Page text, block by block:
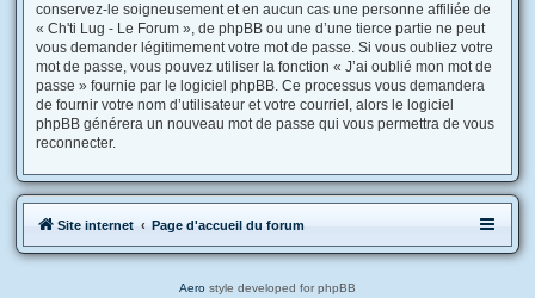
conservez-le soigneusement et en aucun cas une personne affiliée de
« Ch'ti Lug - Le Forum », de phpBB ou une d’une tierce partie ne peut
vous demander légitimement votre mot de passe. Si vous oubliez votre
mot de passe, vous pouvez utiliser la fonction « J’ai oublié mon mot de
passe » fournie par le logiciel phpBB. Ce processus vous demandera
de fournir votre nom d’utilisateur et votre courriel, alors le logiciel
phpBB générera un nouveau mot de passe qui vous permettra de vous
reconnecter.
Site internet Page d'accueil du forum
Aero style developed for phpBB